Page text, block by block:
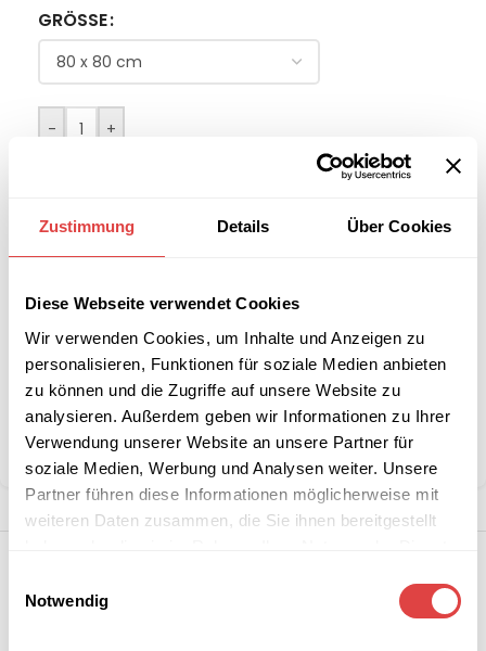
Zustimmung Details Über Cookies
Diese Webseite verwendet Cookies
Wir verwenden Cookies, um Inhalte und Anzeigen zu
personalisieren, Funktionen für soziale Medien anbieten
zu können und die Zugriffe auf unsere Website zu
analysieren. Außerdem geben wir Informationen zu Ihrer
Verwendung unserer Website an unsere Partner für
soziale Medien, Werbung und Analysen weiter. Unsere
Partner führen diese Informationen möglicherweise mit
weiteren Daten zusammen, die Sie ihnen bereitgestellt
Notwendig
GRÖSSE
- +
Artikelnummer:W-8080
Kategorie: Mitteldecken
Marke:Gastro Uzal